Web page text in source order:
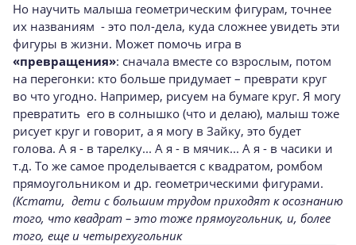
Но научить малыша геометрическим фигурам, точнее
их названиям - это пол-дела, куда сложнее увидеть эти
фигуры в жизни. Может помочь игра в
«превращения»: сначала вместе со взрослым, потом
на перегонки: кто больше придумает – преврати круг
во что угодно. Например, рисуем на бумаге круг. Я могу
превратить его в солнышко (что и делаю), малыш тоже
рисует круг и говорит, а я могу в Зайку, это будет
голова. А я - в тарелку... А я - в мячик... А я - в часики и
т.д. То же самое проделывается с квадратом, ромбом
прямоугольником и др. геометрическими фигурами.
(Кстати, дети с большим трудом приходят к осознанию
того, что квадрат – это тоже прямоугольник, и, более
того, еще и четырехугольник